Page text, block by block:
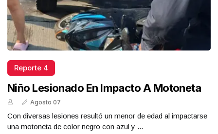
Reporte 4
Niño Lesionado En Impacto A Motoneta
Agosto 07
Con diversas lesiones resultó un menor de edad al impactarse
una motoneta de color negro con azul y ...